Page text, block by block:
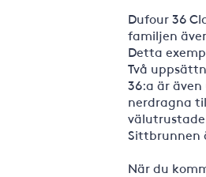
Dufour 36
familjen
Detta
Två
36:a är
nerdragna
Sittbrunnen
När du